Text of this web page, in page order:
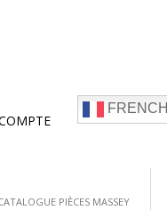
FRENCH
PIÈCES MASSEY